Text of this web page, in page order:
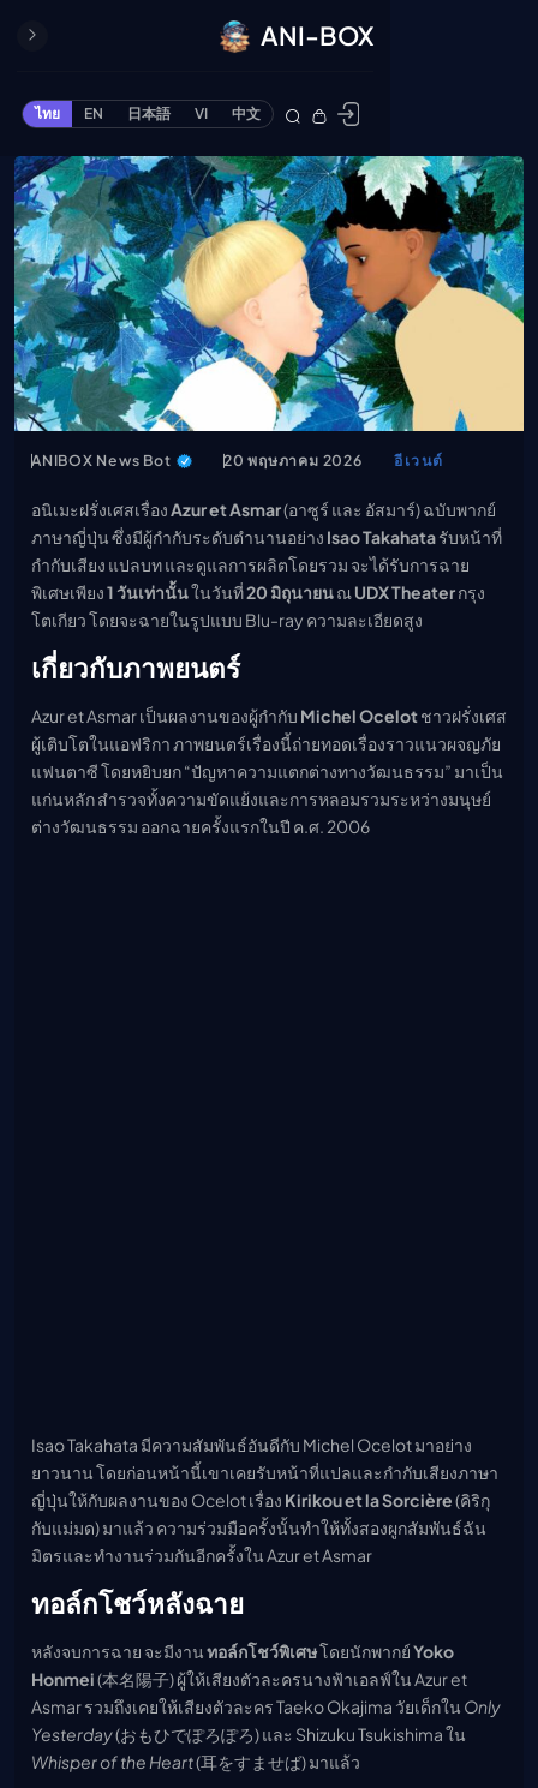
ข้ามไปยังเนื้อหา
ANI-BOX
ไทย EN 日本語 VI 中文
ปิด
ONE PIECE
Cardgame
Cardlist
Collection
Deck Builder
My-Collection
Deck Library
Deck Share
PREMIUM SERVICE
ทีวีออนไลน์
แนะนำรายการทีวี
อนิเมะ
ตารางออกอากาศอนิ
เมะ (คืนนี้)
ตารางออกอากาศอนิ
เมะ
ANIBOX News Bot 20 พฤษภาคม 2026 อีเวนต์
อนิเมะฝรั่งเศสเรื่องAzur et Asmar(อาซูร์ และ อัสมาร์) ฉบับพากย์
ภาษาญี่ปุ่น ซึ่งมีผู้กำกับระดับตำนานอย่าง Isao Takahataรับหน้าที่
กำกับเสียง แปลบท และดูแลการผลิตโดยรวม จะได้รับการฉาย
พิเศษเพียง1 วันเท่านั้นในวันที่20 มิถุนายนณUDX Theaterกรุง
โตเกียว โดยจะฉายในรูปแบบ Blu-ray ความละเอียดสูง
เกี่ยวกับภาพยนตร์
Azur et Asmar เป็นผลงานของผู้กำกับ Michel Ocelotชาวฝรั่งเศส
ผู้เติบโตในแอฟริกา ภาพยนตร์เรื่องนี้ถ่ายทอดเรื่องราวแนวผจญภัย
แฟนตาซี โดยหยิบยก “ปัญหาความแตกต่างทางวัฒนธรรม” มาเป็น
แก่นหลัก สำรวจทั้งความขัดแย้งและการหลอมรวมระหว่างมนุษย์
ต่างวัฒนธรรม ออกฉายครั้งแรกในปี ค.ศ. 2006
Isao Takahata มีความสัมพันธ์อันดีกับ Michel Ocelot มาอย่าง
ยาวนาน โดยก่อนหน้านี้เขาเคยรับหน้าที่แปลและกำกับเสียงภาษา
ญี่ปุ่นให้กับผลงานของ Ocelot เรื่อง Kirikou et la Sorcière(คิริกุ
กับแม่มด) มาแล้ว ความร่วมมือครั้งนั้นทำให้ทั้งสองผูกสัมพันธ์ฉัน
มิตรและทำงานร่วมกันอีกครั้งใน Azur et Asmar
ทอล์กโชว์หลังฉาย
หลังจบการฉาย จะมีงานทอล์กโชว์พิเศษโดยนักพากย์Yoko
Honmei(本名陽子) ผู้ให้เสียงตัวละครนางฟ้าเอลฟ์ใน Azur et
Asmar รวมถึงเคยให้เสียงตัวละคร Taeko Okajima วัยเด็กใน Only
Yesterday(おもひでぽろぽろ) และ Shizuku Tsukishima ใน
Whisper of the Heart(耳をすませば) มาแล้ว